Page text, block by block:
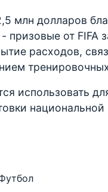
млн долларов
призовые от FIFA
расходов,
использовать